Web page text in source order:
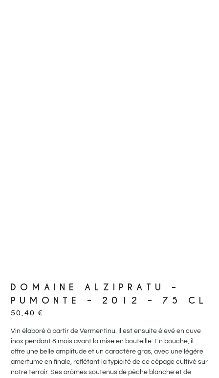
DOMAINE ALZIPRATU –
PUMONTE – 2012 – 75 CL
50,40€
Vin élaboré à partir de Vermentinu. Il est ensuite élevé en cuve
inox pendant 8 mois avant la mise en bouteille. En bouche, il
offre une belle amplitude et un caractère gras, avec une légère
amertume en finale, reflétant la typicité de ce cépage cultivé sur
notre terroir. Ses arômes soutenus de pêche blanche et de